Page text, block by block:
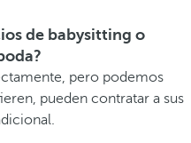
de babysitting o
pero podemos
pueden contratar a sus